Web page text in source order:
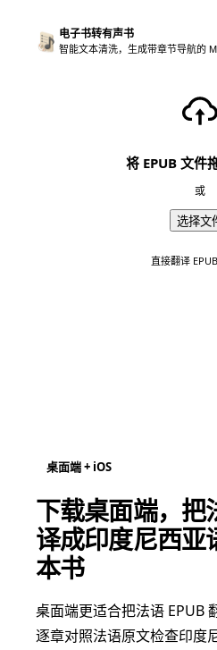
电子书转有声书
智能文本清洗，生成带章节导航的
将 EPUB 文件
或
选择文
直接翻译 EPUB
桌面端 + iOS
下载桌面端，把
译成印度尼西亚
本书
桌面端更适合把法语 EPUB
逐章对照法语原文检查印度